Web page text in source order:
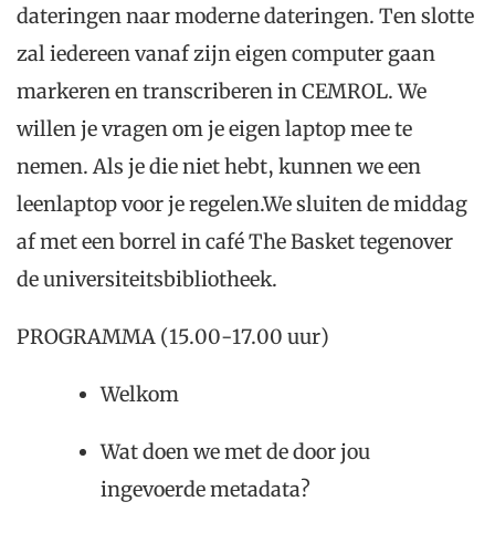
dateringen naar moderne dateringen. Ten slotte
zal iedereen vanaf zijn eigen computer gaan
markeren en transcriberen in CEMROL. We
willen je vragen om je eigen laptop mee te
nemen. Als je die niet hebt, kunnen we een
leenlaptop voor je regelen.We sluiten de middag
af met een borrel in café The Basket tegenover
de universiteitsbibliotheek.
PROGRAMMA (15.00-17.00 uur)
Welkom
Wat doen we met de door jou
ingevoerde metadata?